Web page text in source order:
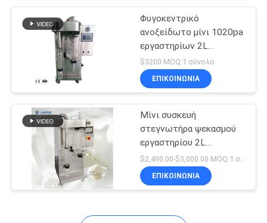
Φυγοκεντρικό
ανοξείδωτο μίνι 1020pa
εργαστηρίων 2L
στεγνωτήρων ψεκασμού
ψεκαστήρων στιγμιαίου
καφέ
$3200 MOQ:1 σύνολο
ΕΠΙΚΟΙΝΩΝΙΑ
Μίνι συσκευή
στεγνωτήρα ψεκασμού
εργαστηρίου 2L
Ατομικοποιητής Καφέ
γάλα σε σκόνη 3KW
$2,490.00-$3,000.00 MOQ:1 σύνολο
ΕΠΙΚΟΙΝΩΝΙΑ